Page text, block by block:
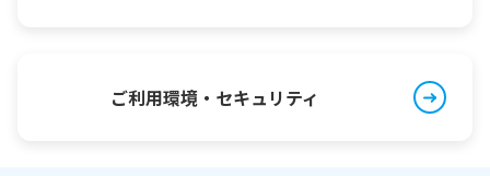
ご利用環境・セキュリティ